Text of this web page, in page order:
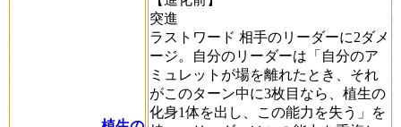
突進
ラストワード 相手のリーダーに2ダメ
ージ。自分のリーダーは「自分のア
ミュレットが場を離れたとき、それ
がこのターン中に3枚目なら、植生の
化身1体を出し、この能力を失う」を